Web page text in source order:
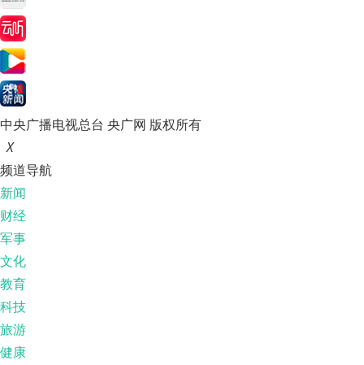
中央广播电视总台 央广网 版权所有
X
频道导航
新闻
财经
军事
文化
教育
科技
旅游
健康